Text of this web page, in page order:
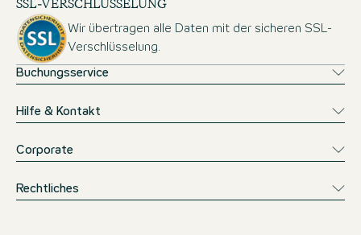
Wir übertragen alle Daten mit der sicheren SSL-
Verschlüsselung.
Buchungsservice
Hilfe & Kontakt
Corporate
Rechtliches